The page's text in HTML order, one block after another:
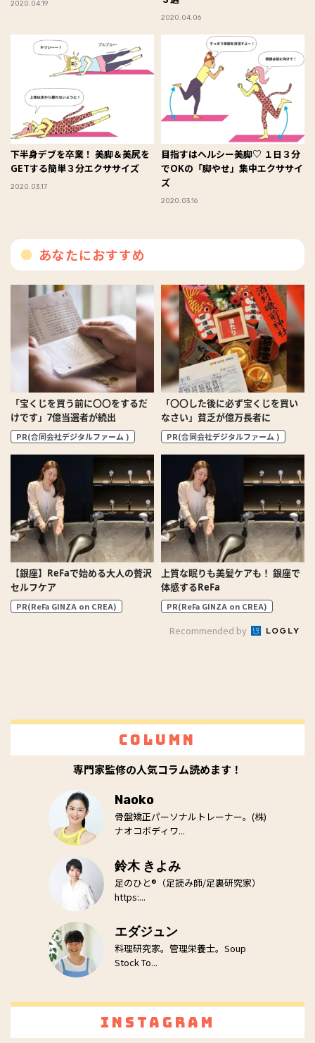
2020.04.19
2020.04.06
下半身デブを卒業！ 美脚＆美尻を
GETする簡単３分エクササイズ
2020.03.17
目指すはヘルシー美脚♡ １日３分
でOKの「脚やせ」集中エクササイ
ズ
2020.03.16
あなたにおすすめ
「宝くじを買う前に〇〇をするだ
けです」7億当選者が続出
PR(合同会社デジタルファーム )
「〇〇した後に必ず宝くじを買い
なさい」貧乏が億万長者に
PR(合同会社デジタルファーム )
【銀座】ReFaで始める大人の贅沢
セルフケア
PR(ReFa GINZA on CREA)
上質な眠りも美髪ケアも！ 銀座で
体感するReFa
PR(ReFa GINZA on CREA)
Recommended by
Column
専門家監修の人気コラム読めます！
Naoko
骨盤矯正パーソナルトレーナー。(株)
ナオコボディワ...
鈴木 きよみ
足のひと®（足読み師/足裏研究家）
https:...
エダジュン
料理研究家。管理栄養士。Soup
Stock To...
Instagram